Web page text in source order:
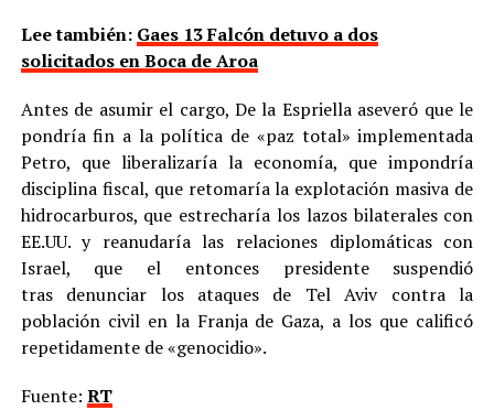
Lee también: Gaes 13 Falcón detuvo a dos
solicitados en Boca de Aroa
Antes de asumir el cargo, De la Espriella aseveró que le
pondría fin a la política de «paz total» implementada
Petro, que liberalizaría la economía, que impondría
disciplina fiscal, que retomaría la explotación masiva de
hidrocarburos, que estrecharía los lazos bilaterales con
EE.UU. y reanudaría las relaciones diplomáticas con
Israel, que el entonces presidente suspendió
tras denunciar los ataques de Tel Aviv contra la
población civil en la Franja de Gaza, a los que calificó
repetidamente de «genocidio».
Fuente: RT